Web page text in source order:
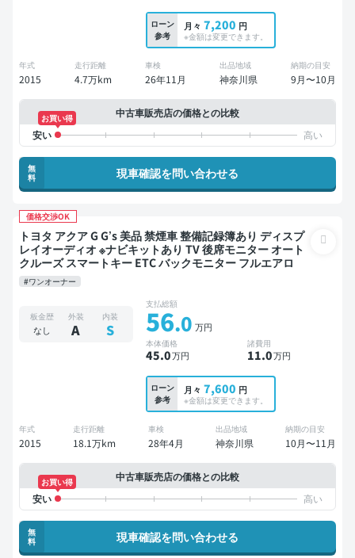
ローン
参考
月々 7,200 円
※金額は変更できます。
年式
2015
走行距離
4.7万km
車検
26年11月
出品地域
神奈川県
納期の目安
9月〜10月
中古車販売店の価格との比較
お買い得
無
料
現車確認を問い合わせる
価格交渉OK
トヨタ アクア G G’s 美品 禁煙車 整備記録簿あり ディスプ
レイオーディオ ※ナビキットあり TV 後席モニター オート
クルーズ スマートキー ETC バックモニター フルエアロ
#ワンオーナー
板金歴
なし
外装
A
内装
S
支払総額
56.0 万円
本体価格
45.0万円
諸費用
11.0万円
ローン
参考
月々 7,600 円
※金額は変更できます。
年式
2015
走行距離
18.1万km
車検
28年4月
出品地域
神奈川県
納期の目安
10月〜11月
中古車販売店の価格との比較
お買い得
無
料
現車確認を問い合わせる